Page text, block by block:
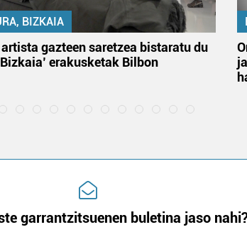
BIZKAIA
gazteen saretzea bistaratu du
erakusketak Bilbon
garrantzitsuenen buletina jaso